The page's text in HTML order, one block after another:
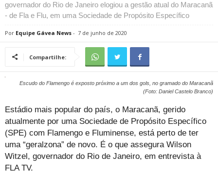
governador do Rio de Janeiro elogiou a gestão atual do Maracanã
- de Fla e Flu, em uma Sociedade de Propósito Específico
Por Equipe Gávea News - 7 de junho de 2020
Compartilhe:
Escudo do Flamengo é exposto próximo a um dos gols, no gramado do Maracanã
(Foto: Daniel Castelo Branco)
Estádio mais popular do país, o Maracanã, gerido
atualmente por uma Sociedade de Propósito Específico
(SPE) com Flamengo e Fluminense, está perto de ter
uma “geralzona” de novo. É o que assegura Wilson
Witzel, governador do Rio de Janeiro, em entrevista à
FLA TV.